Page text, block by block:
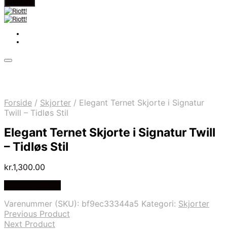
Forside / Skjorter / Elegant Ternet Skjorte i Signatur
Twill – Tidløs Stil
Elegant Ternet Skjorte i Signatur Twill
– Tidløs Stil
kr.1,300.00
Varenummer (SKU): bf9ec33344a5 Kategori: Skjorter
Previous Product
Next Product